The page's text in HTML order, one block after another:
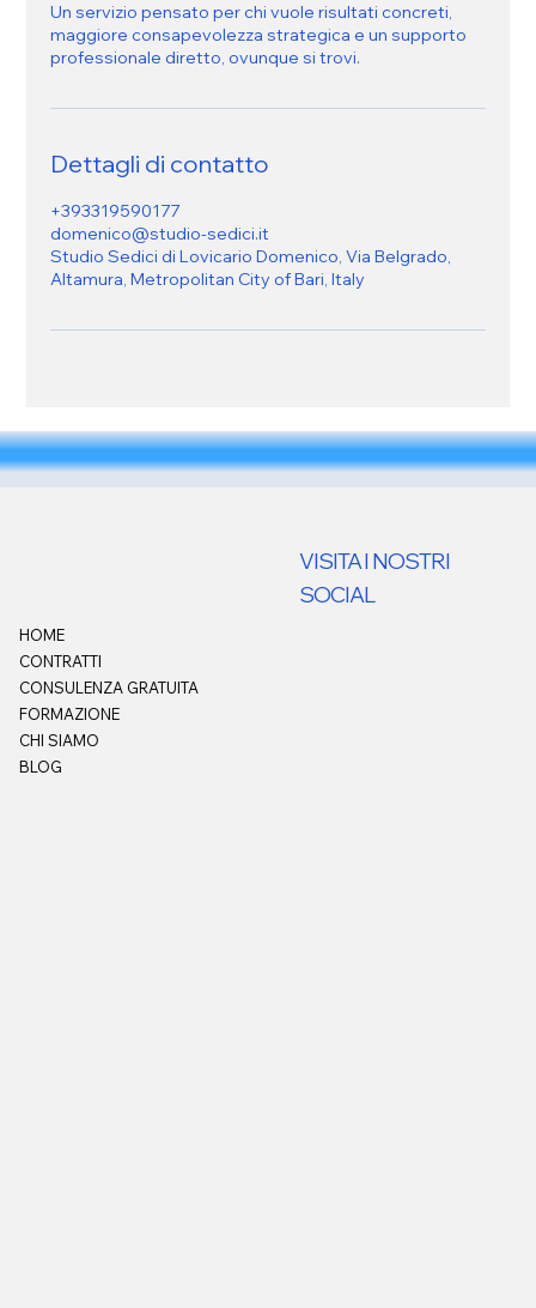
Un servizio pensato per chi vuole risultati concreti,
maggiore consapevolezza strategica e un supporto
professionale diretto, ovunque si trovi.
Dettagli di contatto
+393319590177
domenico@studio-sedici.it
Studio Sedici di Lovicario Domenico, Via Belgrado,
Altamura, Metropolitan City of Bari, Italy
HOME
CONTRATTI
CONSULENZA GRATUITA
FORMAZIONE
CHI SIAMO
BLOG
VISITA I NOSTRI
SOCIAL